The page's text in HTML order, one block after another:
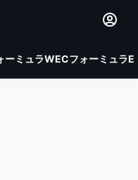
ーミュラWECフォーミュラE